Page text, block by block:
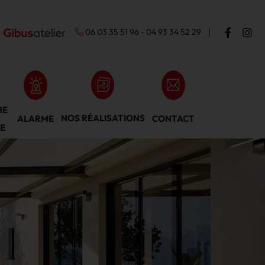
06 03 35 51 96 - 04 93 34 52 29
ALARME NOS RÉALISATIONS CONTACT